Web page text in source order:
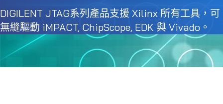
DIGILENT JTAG系列產品⽀援 Xilinx 所有⼯具，可
無縫驅動 iMPACT, ChipScope, EDK 與 Vivado。